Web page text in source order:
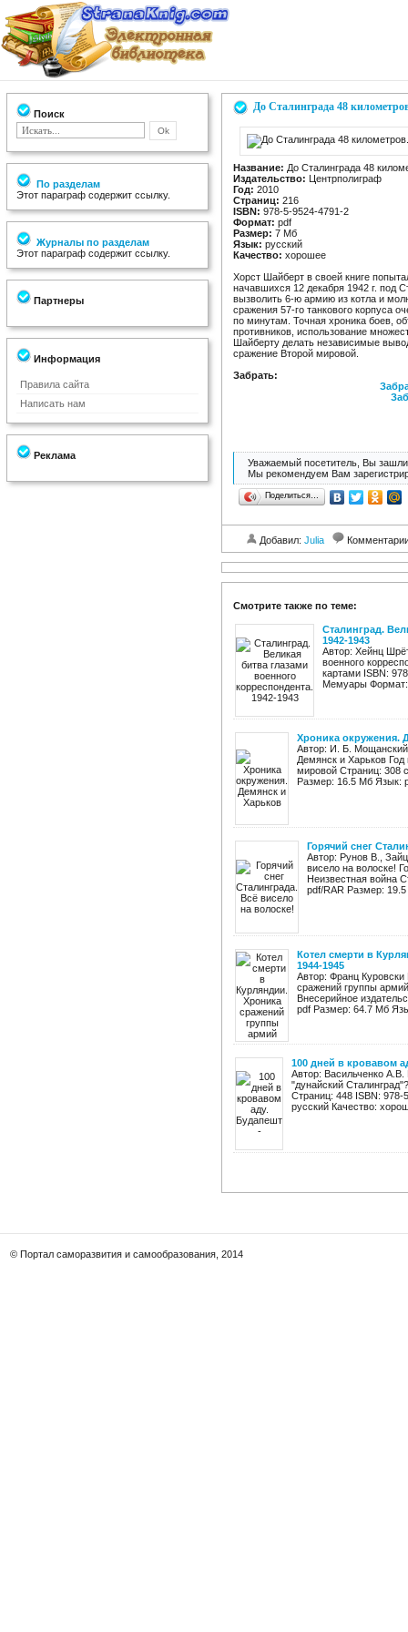
Поиск
По разделам
Этот параграф содержит ссылку.
Журналы по разделам
Этот параграф содержит ссылку.
Партнеры
Информация
Правила сайта
Написать нам
Реклама
До Сталинграда 48
Название: До Сталинграда 48
Издательство: Центрполиграф
Год: 2010
Страниц: 216
ISBN: 978-5-9524-4791-2
Формат: pdf
Размер: 7 Мб
Язык: русский
Качество: хорошее
Хорст Шайберт в своей книге
начавшихся 12 декабря 1942 г. под
вызволить 6-ю армию из котла и
сражения 57-го танкового корпуса
по минутам. Точная хроника боев,
противников, использование
Шайберту делать независимые
сражение Второй мировой.
Забрать:
Уважаемый посетитель, Вы зашли
Мы рекомендуем Вам
Поделиться…
Добавил: Julia
Смотрите также по теме:
Сталинград.
1942-1943
Автор: Хейнц
военного
картами ISBN:
Мемуары Формат:
Хроника окружения.
Автор: И. Б. Мощанский
Демянск и Харьков
мировой Страниц: 308
Размер: 16.5 Мб Язык:
Горячий снег
Автор: Рунов В.,
висело на волоске!
Неизвестная война
pdf/RAR Размер:
Котел смерти в
1944-1945
Автор: Франц Куровски
сражений группы
Внесерийное
pdf Размер: 64.7 Мб
100 дней в кровавом
Автор: Васильченко
"дунайский
Страниц: 448 ISBN:
русский Качество:
© Портал саморазвития и самообразования, 2014